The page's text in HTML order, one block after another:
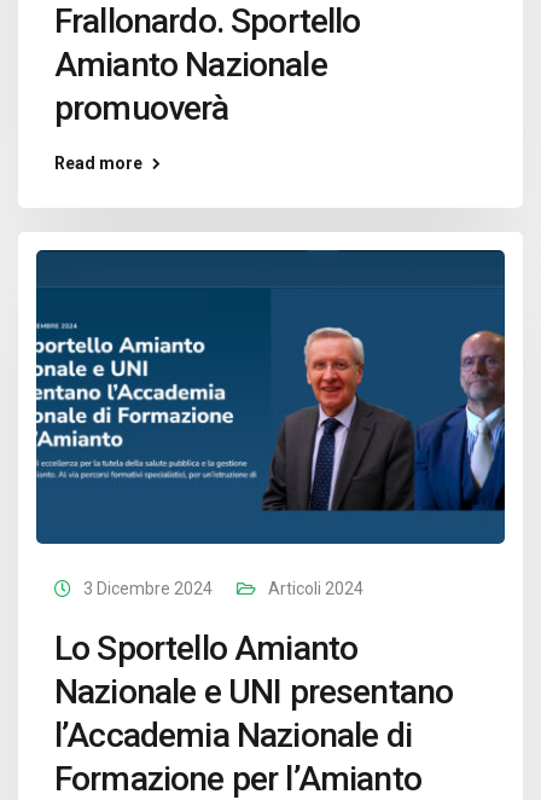
Frallonardo. Sportello
Amianto Nazionale
promuoverà
Read more
3 Dicembre 2024 Articoli 2024
Lo Sportello Amianto
Nazionale e UNI presentano
l’Accademia Nazionale di
Formazione per l’Amianto